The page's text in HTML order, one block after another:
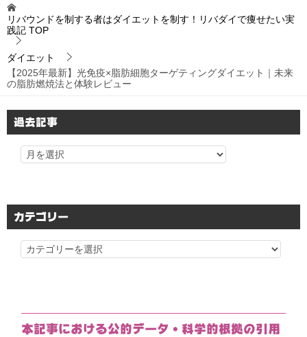
リバウンドを制する者はダイエットを制す！リバダイで痩せたい実
践記 TOP
ダイエット
【2025年最新】光免疫×脂肪細胞ターゲティングダイエット｜未来
の脂肪燃焼法と体験レビュー
過去記事
カテゴリー
カ
ー
本記事における公的データ・科学的根拠の引用